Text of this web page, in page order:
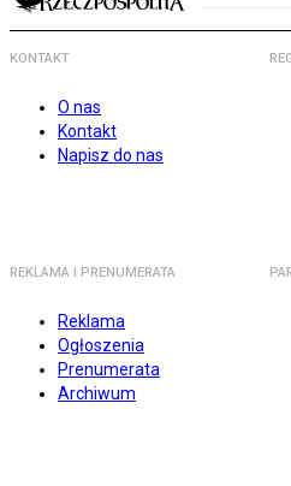
KONTAKT
O nas
Kontakt
Napisz do nas
REKLAMA I PRENUMERATA
Reklama
Ogłoszenia
Prenumerata
Archiwum